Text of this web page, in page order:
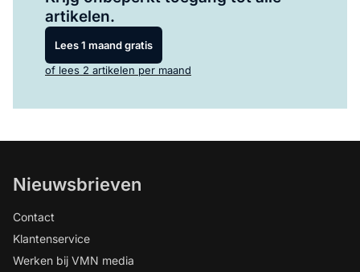
artikelen.
Lees 1 maand gratis
of lees 2 artikelen per maand
Nieuwsbrieven
Contact
Klantenservice
Werken bij VMN media